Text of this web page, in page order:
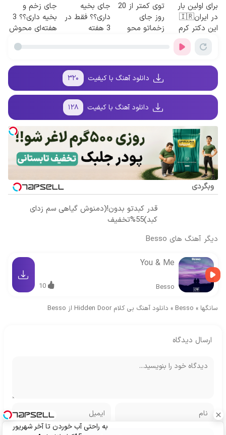
برای اولین بار
در ایران🇮🇷
این دکتر کرم
ترمیم کننده 23
روزه ساخت!
توی کمتر از 20
روز جای
زخماتو محو
جای بخیه
داری؟؟ فقط در
3 هفته
جای زخم و
بخیه داری؟؟ 3
هفته‌ای محوش
دانلود آهنگ با کیفیت ۳۲۰
دانلود آهنگ با کیفیت ۱۲۸
وبگردی
قدر کبدتو بدون!(دمنوش گیاهی سم زدای
کبد)55%تخفیف
دیگر آهنگ های Besso
You & Me
Besso
10
سانگها »
Besso
» دانلود آهنگ بی کلام Hidden Door از Besso
ارسال دیدگاه
به راحتی آب خوردن تا آخر شهریور